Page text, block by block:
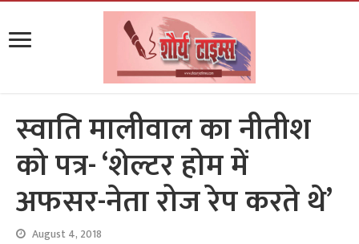
स्‍वाति मालीवाल का नीतीश
को पत्र- ‘शेल्टर होम में
अफसर-नेता रोज रेप करते थे’
August 4, 2018